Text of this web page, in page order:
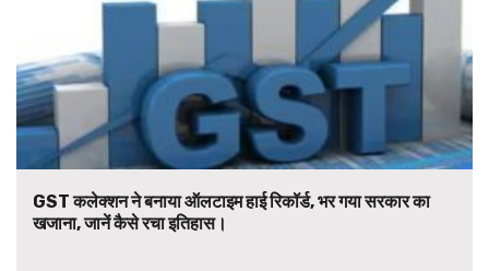
GST कलेक्शन ने बनाया ऑलटाइम हाई रिकॉर्ड, भर गया सरकार का
खजाना, जानें कैसे रचा इतिहास।